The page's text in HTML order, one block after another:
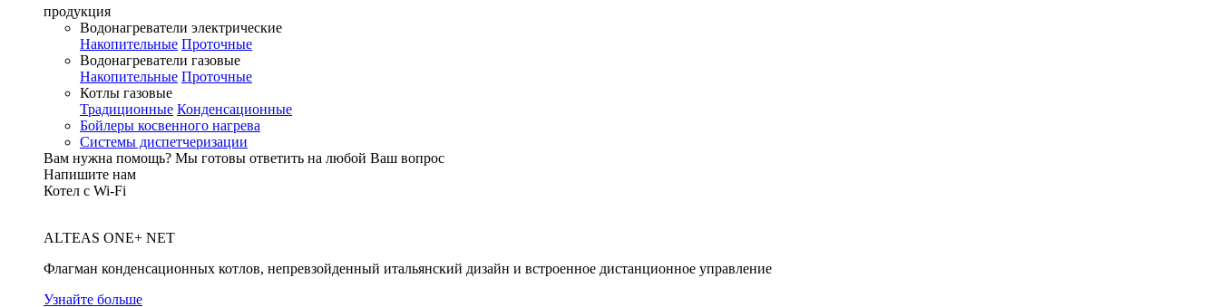
продукция
Водонагреватели электрические
Накопительные Проточные
Водонагреватели газовые
Накопительные Проточные
Котлы газовые
Традиционные Конденсационные
Бойлеры косвенного нагрева
Системы диспетчеризации
Вам нужна помощь? Мы готовы ответить на любой Ваш вопрос
Напишите нам
Котел с Wi-Fi
ALTEAS ONE+ NET
Флагман конденсационных котлов, непревзойденный итальянский дизайн и встроенное дистанционное управление
Узнайте больше